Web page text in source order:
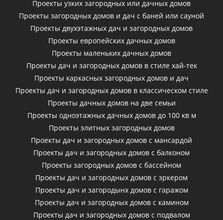
Проекты узких загородных или дачных домов
Проекты загородных домов и дач с баней или сауной
Проекты двухэтажных дач и загородных домов
Проекты европейских дачных домов
Проекты маленьких дачных домов
Проекты дач и загородных домов в стиле хай-тек
Проекты каркасных загородных домов и дач
Проекты дач и загородных домов в классическом стиле
Проекты дачных домов на две семьи
Проекты одноэтажных дачных домов до 100 кв м
Проекты элитных загородных домов
Проекты дач и загородных домов с мансардой
Проекты дач и загородных домов с балконом
Проекты загородных домов с бассейном
Проекты дач и загородных домов с эркером
Проекты дач и загородынх домов с гаражом
Проекты дач и загородных домов с камином
Проекты дач и загородных домов с подвалом